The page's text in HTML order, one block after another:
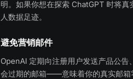
明。如果你想在探索 ChatGPT 时将
人数据足迹。
避免营销邮件
OpenAI 定期向注册用户发送产品公
会过期的邮箱——意味着你的真实邮箱